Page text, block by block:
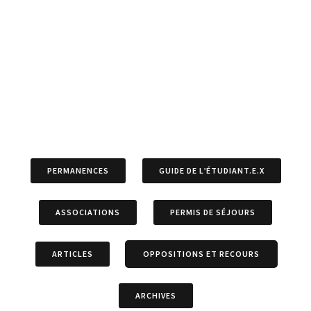
PERMANENCES GUIDE DE L’ÉTUDIANT.E.X
ASSOCIATIONS PERMIS DE SÉJOURS
ARTICLES OPPOSITIONS ET RECOURS
ARCHIVES